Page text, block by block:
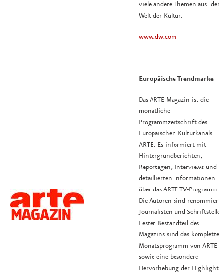
viele andere Themen aus der
Welt der Kultur.
www.dw.com
Europäische Trendmarke
Das ARTE Magazin ist die
monatliche
Programmzeitschrift des
Europäischen Kulturkanals
ARTE. Es informiert mit
Hintergrundberichten,
Reportagen, Interviews und
detaillierten Informationen
über das ARTE TV-Programm.
Die Autoren sind
Journalisten und
Fester Bestandteil des
Magazins sind das komplette
Monatsprogramm von ARTE
sowie eine besondere
Hervorhebung der